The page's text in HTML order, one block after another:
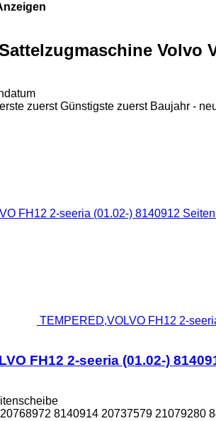
Volvo
zuerst Günstigste zuerst Baujahr -
TEMPERED,VOLVO FH12 2-
FH12 2-seeria (01.02-)
8140914 20737579 21079280